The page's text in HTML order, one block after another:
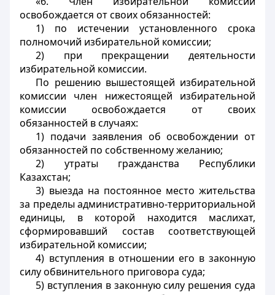
освобождается от своих обязанностей:
1) по истечении установленного срока
полномочий избирательной комиссии;
2) при прекращении деятельности
избирательной комиссии.
По решению вышестоящей избирательной
комиссии член нижестоящей избирательной
комиссии освобождается от своих
обязанностей в случаях:
1) подачи заявления об освобождении от
обязанностей по собственному желанию;
2) утраты гражданства Республики
Казахстан;
3) выезда на постоянное место жительства
за пределы административно-территориальной
единицы, в которой находится маслихат,
сформировавший состав соответствующей
избирательной комиссии;
4) вступления в отношении его в законную
силу обвинительного приговора суда;
5) вступления в законную силу решения суда